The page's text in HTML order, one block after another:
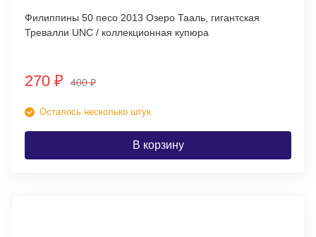
Филиппины 50 песо 2013 Озеро Тааль, гигантская
Тревалли UNC / коллекционная купюра
270 ₽ 400₽
Осталось несколько штук
В корзину